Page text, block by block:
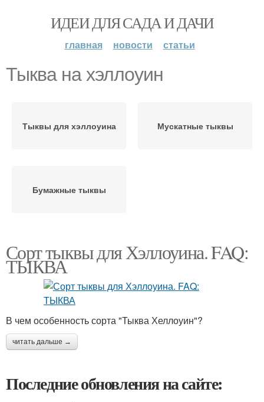
ИДЕИ ДЛЯ САДА И ДАЧИ
главная новости статьи
Тыква на хэллоуин
Тыквы для хэллоуина Мускатные тыквы
Бумажные тыквы
Сорт тыквы для Хэллоуина. FAQ:
ТЫКВА
В чем особенность сорта "Тыква Хеллоуин"?
читать дальше →
Последние обновления на сайте: